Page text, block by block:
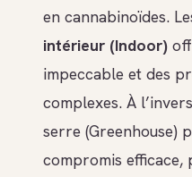
en cannabinoïdes.
intérieur (Indoor)
impeccable et des
complexes. À
serre (Greenhouse)
compromis